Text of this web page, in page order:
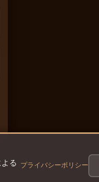
る プライバシーポリシー